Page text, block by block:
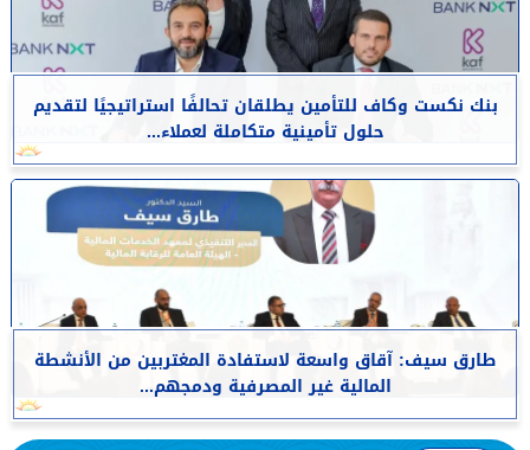
بنك نكست وكاف للتأمين يطلقان تحالفًا استراتيجيًا لتقديم
حلول تأمينية متكاملة لعملاء...
طارق سيف: آقاق واسعة لاستفادة المغتربين من الأنشطة
المالية غير المصرفية ودمجهم...